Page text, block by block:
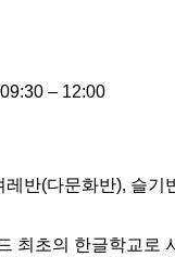
– 12:00
레반(다문화반), 슬기
최초의 한글학교로